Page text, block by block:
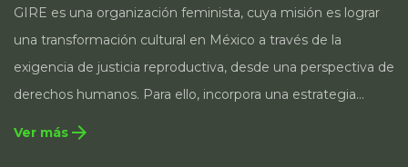
GIRE es una organización feminista, cuya misión es lograr
una transformación cultural en México a través de la
exigencia de justicia reproductiva, desde una perspectiva de
derechos humanos. Para ello, incorpora una estrategia
integral que contempla la incidencia en legislación y
Ver más arrow_forward